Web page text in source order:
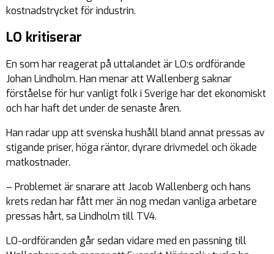
kostnadstrycket för industrin.
LO kritiserar
En som har reagerat på uttalandet är LO:s ordförande
Johan Lindholm. Han menar att Wallenberg saknar
förståelse för hur vanligt folk i Sverige har det ekonomiskt
och har haft det under de senaste åren.
Han radar upp att svenska hushåll bland annat pressas av
stigande priser, höga räntor, dyrare drivmedel och ökade
matkostnader.
– Problemet är snarare att Jacob Wallenberg och hans
krets redan har fått mer än nog medan vanliga arbetare
pressas hårt, sa Lindholm till TV4.
LO-ordföranden går sedan vidare med en passning till